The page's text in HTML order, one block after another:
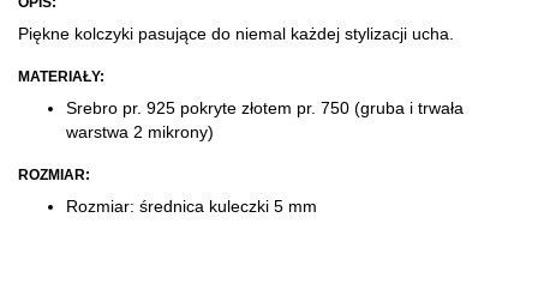
Piękne kolczyki pasujące do niemal każdej stylizacji ucha.
MATERIAŁY:
Srebro pr. 925 pokryte złotem pr. 750 (gruba i trwała
warstwa 2 mikrony)
ROZMIAR:
Rozmiar: średnica kuleczki 5 mm